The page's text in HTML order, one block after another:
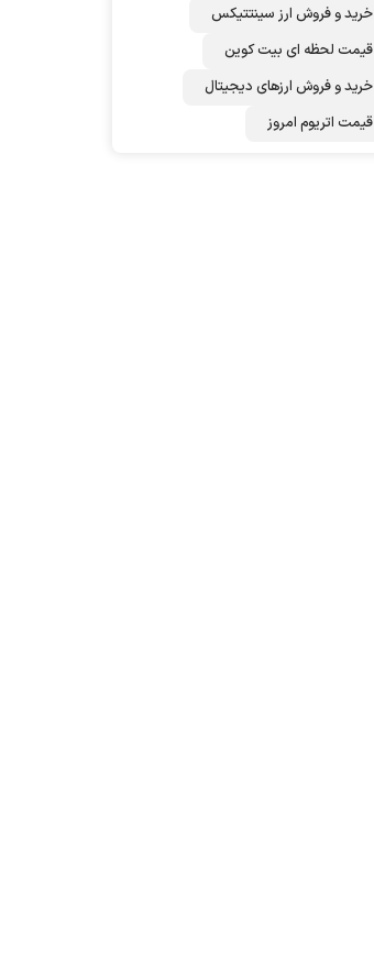
خرید و فروش ارز سینتتیکس
قیمت لحظه ای بیت کوین
خرید و فروش ارزهای دیجیتال
قیمت اتریوم امروز